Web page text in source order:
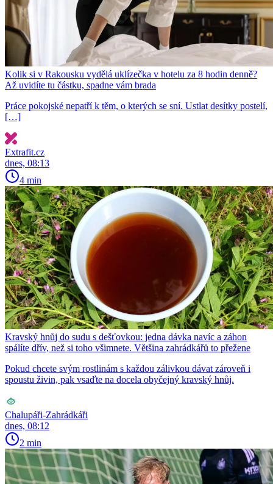
Kolik si v Rakousku vydělá uklízečka v hotelu za 8 hodin denně?
Až uvidíte tu částku, spadne vám brada
Práce pokojské nepatří k těm, o kterých se sní. Ustlat desítky postelí,
[…]
Extrafit.cz
dnes, 08:13
4 min
Kravský hnůj do sudu s dešťovkou: jedna dávka navíc a záhon
spálíte dřív, než si toho všimnete. Většina zahrádkářů to přežene
Pokud chcete svým rostlinám s každou zálivkou dávat zároveň i
spoustu živin, pak vsaďte na docela obyčejný kravský hnůj.
Chalupáři-Zahrádkáři
dnes, 08:12
2 min